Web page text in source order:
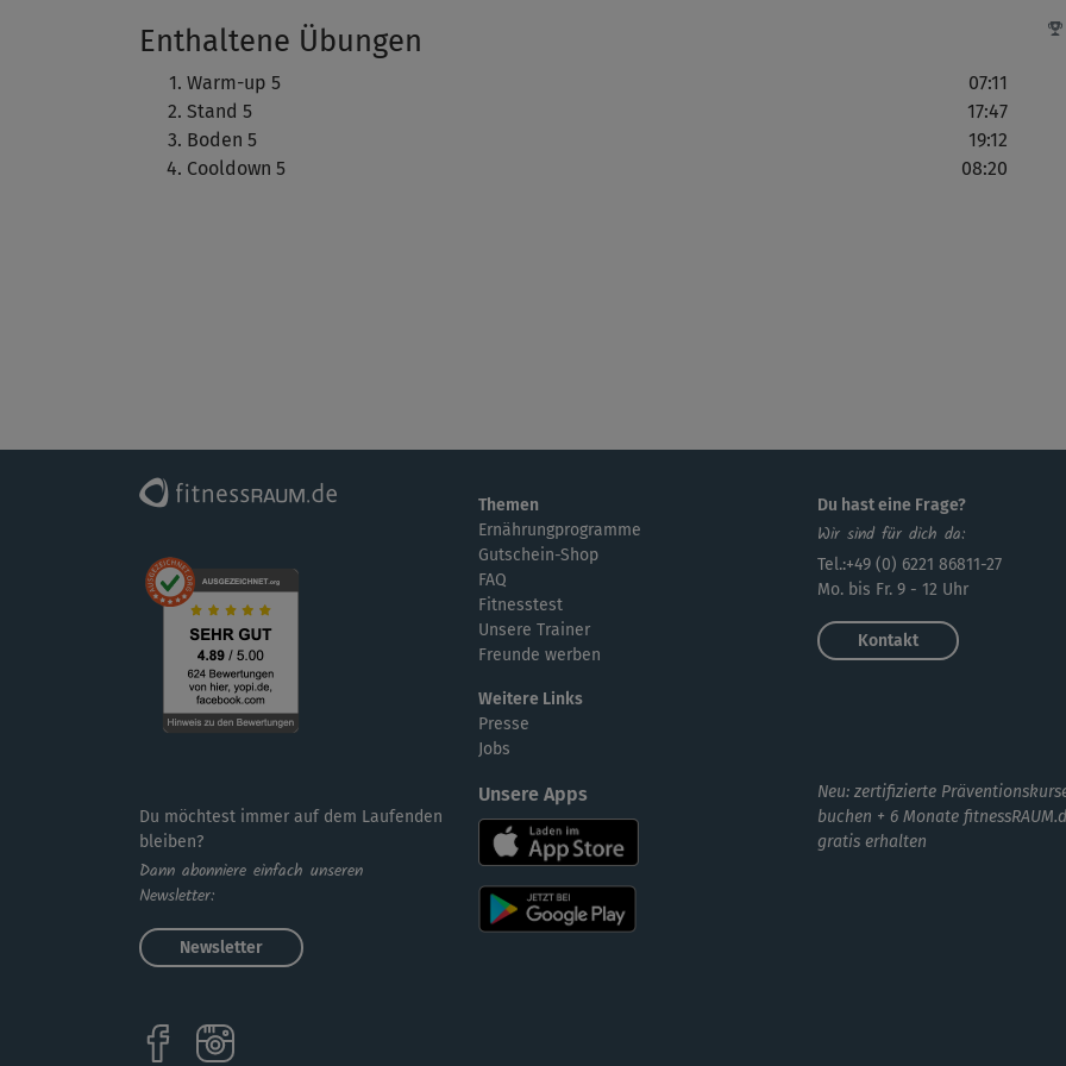
S
Enthaltene Übungen
Warm-up 5
07:11
Stand 5
17:47
Boden 5
19:12
Cooldown 5
08:20
Du möchtest immer auf dem Laufenden
bleiben?
Dann abonniere einfach unseren
Newsletter:
Newsletter
Themen
Ernährungprogramme
Gutschein-Shop
FAQ
Fitnesstest
Unsere Trainer
Freunde werben
Weitere Links
Presse
Jobs
Unsere Apps
Du hast eine Frage?
Wir sind für dich da:
Tel.:+49 (0) 6221 86811-27
Mo. bis Fr. 9 - 12 Uhr
Kontakt
Neu: zertifizierte
buchen + 6 Monate
gratis erhalten